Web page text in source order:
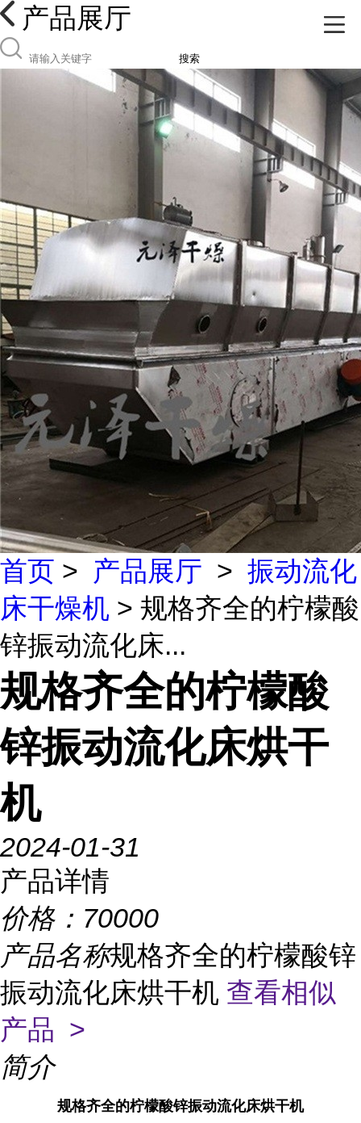
产品展厅
搜索
首页 > 产品展厅 > 振动流化
床干燥机 > 规格齐全的柠檬酸
锌振动流化床...
规格齐全的柠檬酸
锌振动流化床烘干
机
2024-01-31
产品详情
价格： 70000
产品名称规格齐全的柠檬酸锌
振动流化床烘干机 查看相似
产品 >
简介
规格齐全的柠檬酸锌振动流化床烘干机